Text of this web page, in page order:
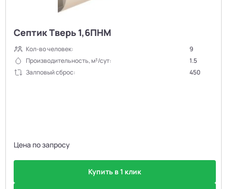
Септик Тверь 1,6ПНМ
Кол-во человек:
9
Производительность, м³/сут:
1.5
Залповый сброс:
450
Цена по запросу
Купить в 1 клик